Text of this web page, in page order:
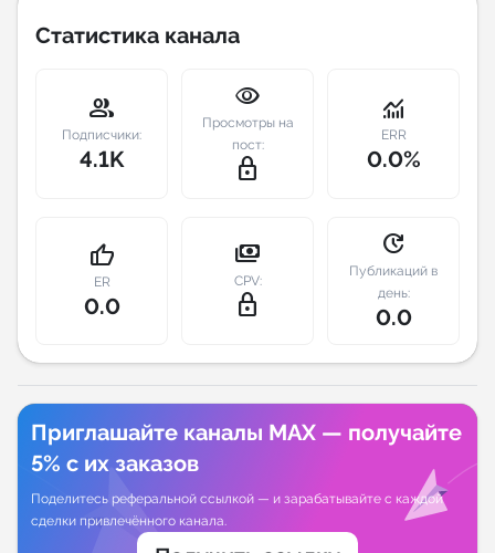
New
Индивидуальное сопровождение
Аналитика Telegram
Статистика канала
group
Подписчики:
4.1K
visibility
Просмотры на
пост:
lock_outline
monitoring
ERR
0.0%
thumb_up
ER
0.0
payments
CPV:
lock_outline
update
Публикаций в
день:
0.0
Приглашайте каналы MAX — получайте
5% с их заказов
Поделитесь реферальной ссылкой — и зарабатывайте с каждой
сделки привлечённого канала.